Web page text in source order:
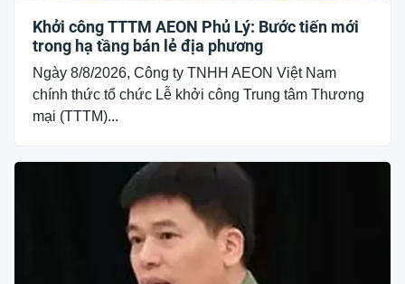
Khởi công TTTM AEON Phủ Lý: Bước tiến mới
trong hạ tầng bán lẻ địa phương
Ngày 8/8/2026, Công ty TNHH AEON Việt Nam
chính thức tổ chức Lễ khởi công Trung tâm Thương
mại (TTTM)...